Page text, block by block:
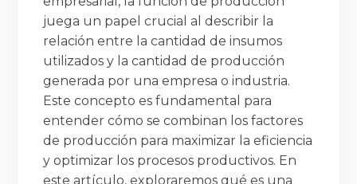
juega un papel crucial al describir la
relación entre la cantidad de insumos
utilizados y la cantidad de producción
generada por una empresa o industria.
Este concepto es fundamental para
entender cómo se combinan los factores
de producción para maximizar la eficiencia
y optimizar los procesos productivos. En
este artículo, exploraremos qué es una